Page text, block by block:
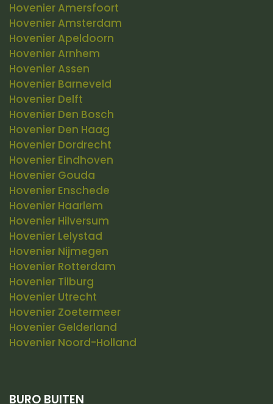
Hovenier Amersfoort
Hovenier Amsterdam
Hovenier Apeldoorn
Hovenier Arnhem
Hovenier Assen
Hovenier Barneveld
Hovenier Delft
Hovenier Den Bosch
Hovenier Den Haag
Hovenier Dordrecht
Hovenier Eindhoven
Hovenier Gouda
Hovenier Enschede
Hovenier Haarlem
Hovenier Hilversum
Hovenier Lelystad
Hovenier Nijmegen
Hovenier Rotterdam
Hovenier Tilburg
Hovenier Utrecht
Hovenier Zoetermeer
Hovenier Gelderland
Hovenier Noord-Holland
BURO BUITEN